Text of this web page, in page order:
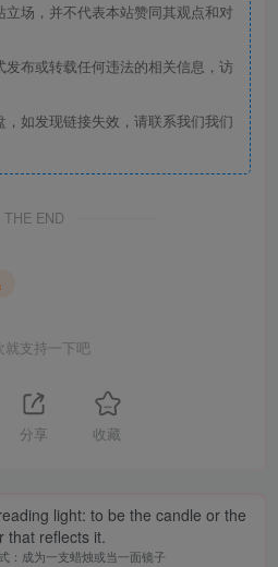
场，并不代表本站赞同其观点和对
发布或转载任何违法的相关信息，访
如发现链接失效，请联系我们我们
THE END
就支持一下吧
分享 收藏
light: to be the candle or the
that reflects it.
：成为一支蜡烛或当一面镜子